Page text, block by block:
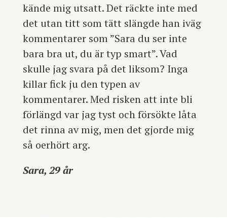
kände mig utsatt. Det räckte inte med
det utan titt som tätt slängde han iväg
kommentarer som ”Sara du ser inte
bara bra ut, du är typ smart”. Vad
skulle jag svara på det liksom? Inga
killar fick ju den typen av
kommentarer. Med risken att inte bli
förlängd var jag tyst och försökte låta
det rinna av mig, men det gjorde mig
så oerhört arg.
Sara, 29 år